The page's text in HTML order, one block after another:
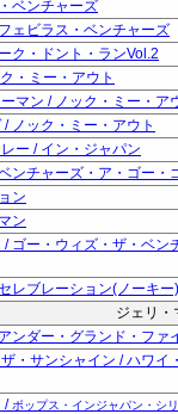
ベンチャーズ
ェビラス・ベンチャーズ
ク・ドント・ランVol.2
・ミー・アウト
マン / ノック・ミー・ア
/ ノック・ミー・アウト
ー / イン・ジャパン
ンチャーズ・ア・ゴー・
ン
ン
ゴー・ウィズ・ザ・ベン
レブレーション(ノーキー)
ジェリ・
ンダー・グランド・ファ
・サンシャイン / ハワイ
/ ポップス・インジャパン・シ